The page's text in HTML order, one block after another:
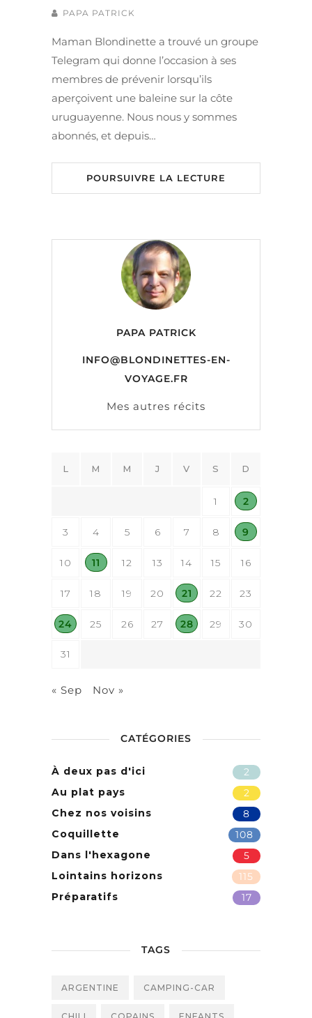
PAPA PATRICK
Maman Blondinette a trouvé un groupe
Telegram qui donne l’occasion à ses
membres de prévenir lorsqu’ils
aperçoivent une baleine sur la côte
uruguayenne. Nous nous y sommes
abonnés, et depuis…
POURSUIVRE LA LECTURE
PAPA PATRICK
INFO@BLONDINETTES-EN-
VOYAGE.FR
Mes autres récits
L M M J V S D
1 2
3 4 5 6 7 8 9
10 11 12 13 14 15 16
17 18 19 20 21 22 23
24 25 26 27 28 29 30
31
« Sep Nov »
CATÉGORIES
2
À deux pas d'ici
2
Au plat pays
8
Chez nos voisins
108
Coquillette
5
Dans l'hexagone
115
Lointains horizons
17
Préparatifs
TAGS
ARGENTINE CAMPING-CAR